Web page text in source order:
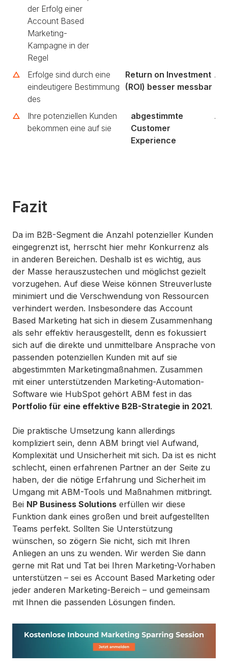
der Erfolg einer
Account Based
Marketing-
Kampagne in der
Regel
Erfolge sind durch eine
eindeutigere Bestimmung
des
Return on Investment
(ROI) besser messbar
.
Ihre potenziellen Kunden
bekommen eine auf sie
abgestimmte
Customer
Experience
.
Fazit
Da im B2B-Segment die Anzahl potenzieller Kunden
eingegrenzt ist, herrscht hier mehr Konkurrenz als
in anderen Bereichen. Deshalb ist es wichtig, aus
der Masse herauszustechen und möglichst gezielt
vorzugehen. Auf diese Weise können Streuverluste
minimiert und die Verschwendung von Ressourcen
verhindert werden. Insbesondere das Account
Based Marketing hat sich in diesem Zusammenhang
als sehr effektiv herausgestellt, denn es fokussiert
sich auf die direkte und unmittelbare Ansprache von
passenden potenziellen Kunden mit auf sie
abgestimmten Marketingmaßnahmen. Zusammen
mit einer unterstützenden Marketing-Automation-
Software wie HubSpot gehört ABM fest in das
Portfolio für eine effektive B2B-Strategie in 2021.
Die praktische Umsetzung kann allerdings
kompliziert sein, denn ABM bringt viel Aufwand,
Komplexität und Unsicherheit mit sich. Da ist es nicht
schlecht, einen erfahrenen Partner an der Seite zu
haben, der die nötige Erfahrung und Sicherheit im
Umgang mit ABM-Tools und Maßnahmen mitbringt.
Bei NP Business Solutions erfüllen wir diese
Funktion dank eines großen und breit aufgestellten
Teams perfekt. Sollten Sie Unterstützung
wünschen, so zögern Sie nicht, sich mit Ihren
Anliegen an uns zu wenden. Wir werden Sie dann
gerne mit Rat und Tat bei Ihren Marketing-Vorhaben
unterstützen – sei es Account Based Marketing oder
jeder anderen Marketing-Bereich – und gemeinsam
mit Ihnen die passenden Lösungen finden.